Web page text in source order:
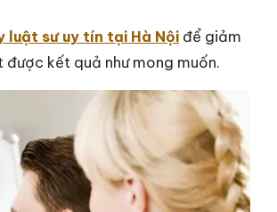
luật sư uy tín tại Hà Nội để giảm
kết quả như mong muốn.